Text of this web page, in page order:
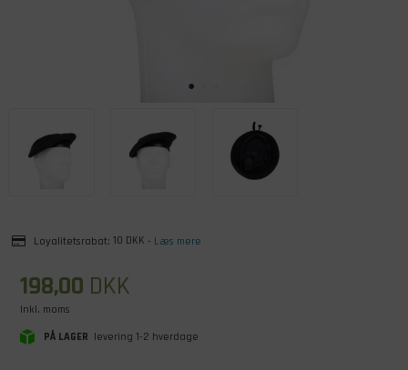
Loyalitetsrabat: 10 DKK - Læs mere
198,00 DKK
Inkl. moms
PÅ LAGER levering 1-2 hverdage